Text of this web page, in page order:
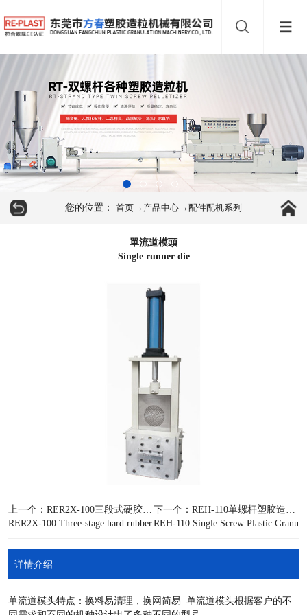
您的位置： 首页→ 产品中心→ 配件配机系列
單流道模頭
Single runner die
上一个：RER2X-100三段式硬胶类废料回收造粒机
RER2X-100 Three-stage hard rubber waste recycling granulator
下一个：REH-110单螺杆塑胶造粒机
REH-110 Single Screw Plastic
详情介绍
单流道模头特点：换料易清理，换网简易 单流道模头根据客户的不